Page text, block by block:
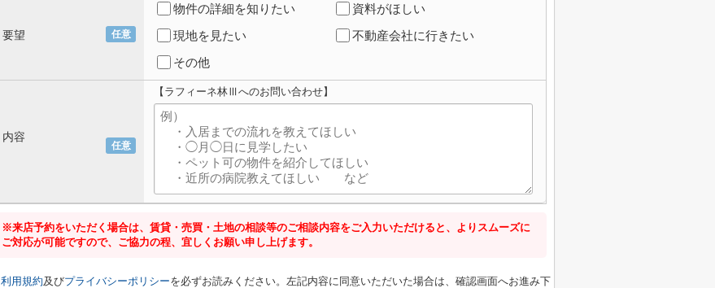
任意
要望
物件の詳細を知りたい
資料がほしい
現地を見たい
不動産会社に行きたい
その他
任意
内容
【ラフィーネ林Ⅲへのお問い合わせ】
※来店予約をいただく場合は、賃貸・売買・土地の相談等のご相談内容をご入力いただけると、よりスムーズに
ご対応が可能ですので、ご協力の程、宜しくお願い申し上げます。
利用規約及びプライバシーポリシーを必ずお読みください。左記内容に同意いただいた場合は、確認画面へお進み下